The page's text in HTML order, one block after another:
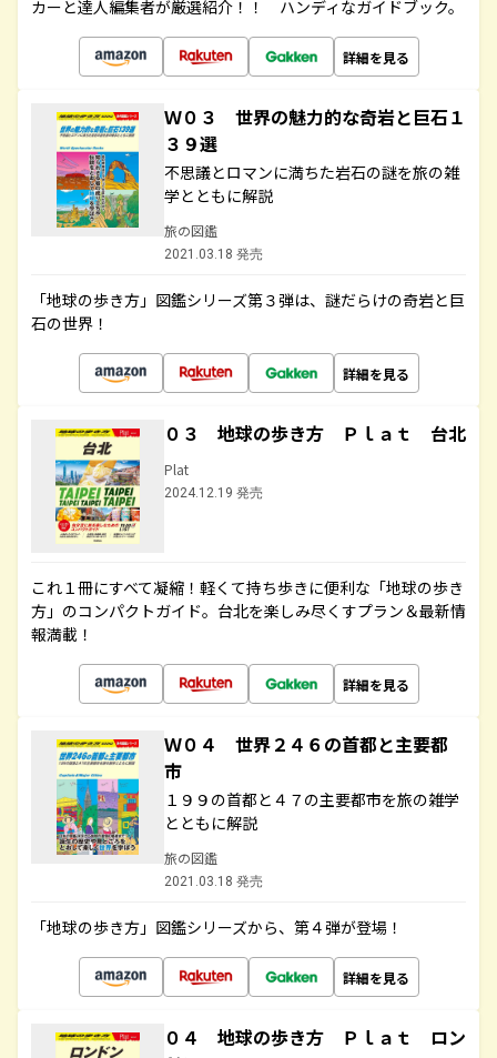
カーと達人編集者が厳選紹介！！ ハンディなガイドブック。
詳細を見る
Ｗ０３ 世界の魅力的な奇岩と巨石１
３９選
不思議とロマンに満ちた岩石の謎を旅の雑
学とともに解説
旅の図鑑
2021.03.18 発売
「地球の歩き方」図鑑シリーズ第３弾は、謎だらけの奇岩と巨
石の世界！
詳細を見る
０３ 地球の歩き方 Ｐｌａｔ 台北
Plat
2024.12.19 発売
これ１冊にすべて凝縮！軽くて持ち歩きに便利な「地球の歩き
方」のコンパクトガイド。台北を楽しみ尽くすプラン＆最新情
報満載！
詳細を見る
Ｗ０４ 世界２４６の首都と主要都
市
１９９の首都と４７の主要都市を旅の雑学
とともに解説
旅の図鑑
2021.03.18 発売
「地球の歩き方」図鑑シリーズから、第４弾が登場！
詳細を見る
０４ 地球の歩き方 Ｐｌａｔ ロン